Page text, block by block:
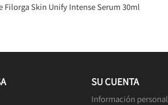
Filorga Skin Unify Intense Serum 30ml
SU CUENTA
Información personal